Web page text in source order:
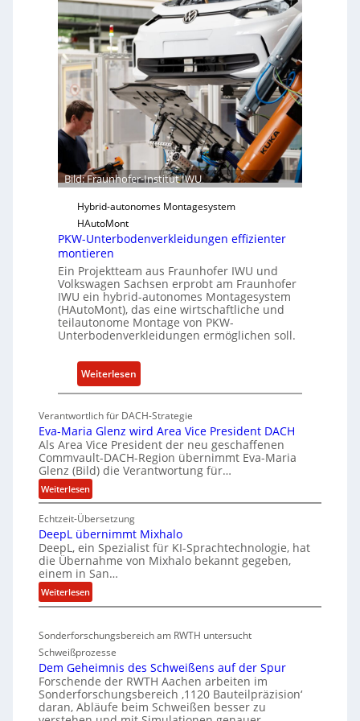
r
S
o
f
t
w
a
e
u
n
K
I
a
u
n
h
o
f
e
-
n
s
t
t
t
e
e
n
t
w
i
c
k
e
l
n
R
C
-
V
e
r
h
e
Bild: Fraunhofer-Institut IWU
Hybrid-autonomes Montagesystem
HAutoMont
PKW-Unterbodenverkleidungen effizienter
montieren
Ein Projektteam aus Fraunhofer IWU und
Volkswagen Sachsen erprobt am Fraunhofer
IWU ein hybrid-autonomes Montagesystem
(HAutoMont), das eine wirtschaftliche und
teilautonome Montage von PKW-
Unterbodenverkleidungen ermöglichen soll.
Weiterlesen:
P
W
-
U
n
e
b
o
n
e
k
l
e
Verantwortlich für DACH-Strategie
Eva-Maria Glenz wird Area Vice President DACH
Als Area Vice President der neu geschaffenen
Commvault-DACH-Region übernimmt Eva-Maria
Glenz (Bild) die Verantwortung für…
Weiterlesen:
E
v
a
-
M
a
r
i
G
l
e
n
z
w
Echtzeit-Übersetzung
DeepL übernimmt Mixhalo
DeepL, ein Spezialist für KI-Sprachtechnologie, hat
die Übernahme von Mixhalo bekannt gegeben,
einem in San…
Weiterlesen:
D
e
p
L
ü
b
e
Sonderforschungsbereich am RWTH untersucht
Schweißprozesse
Dem Geheimnis des Schweißens auf der Spur
Forschende der RWTH Aachen arbeiten im
Sonderforschungsbereich ‚1120 Bauteilpräzision‘
daran, Abläufe beim Schweißen besser zu